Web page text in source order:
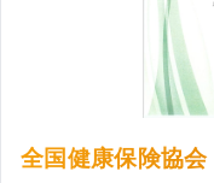
全国健康保険協